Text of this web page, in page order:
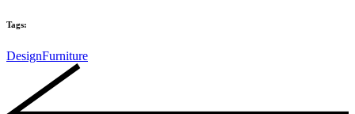
Tags:
DesignFurniture